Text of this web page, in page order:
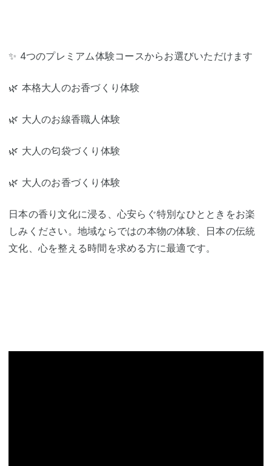
✨ 4つのプレミアム体験コースからお選びいただけます
🌿 本格大人のお香づくり体験
🌿 大人のお線香職人体験
🌿 大人の匂袋づくり体験
🌿 大人のお香づくり体験
日本の香り文化に浸る、心安らぐ特別なひとときをお楽
しみください。地域ならではの本物の体験、日本の伝統
文化、心を整える時間を求める方に最適です。